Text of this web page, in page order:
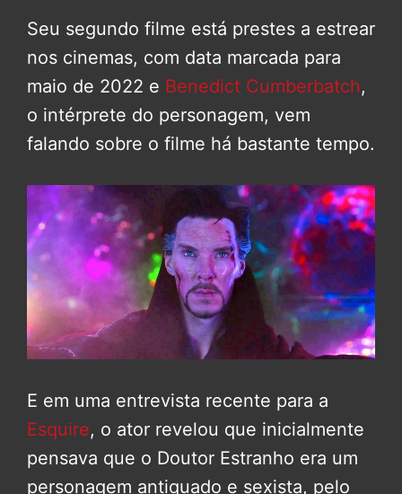
Seu segundo filme está prestes a estrear
nos cinemas, com data marcada para
maio de 2022 e Benedict Cumberbatch,
o intérprete do personagem, vem
falando sobre o filme há bastante tempo.
E em uma entrevista recente para a
Esquire, o ator revelou que inicialmente
pensava que o Doutor Estranho era um
personagem antiquado e sexista, pelo